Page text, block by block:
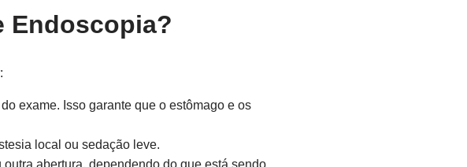
Endoscopia?
exame. Isso garante que o estômago e os
local ou sedação leve.
abertura, dependendo do que está sendo